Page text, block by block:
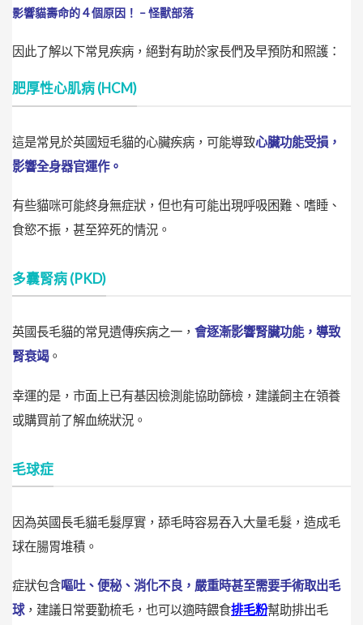
影響貓壽命的４個原因！ – 怪獸部落
因此了解以下常見疾病，絕對有助於家長們及早預防和照護：
肥厚性心肌病 (HCM)
這是常見於英國短毛貓的心臟疾病，可能導致心臟功能受損，
影響全身器官運作。
有些貓咪可能終身無症狀，但也有可能出現呼吸困難、嗜睡、
食慾不振，甚至猝死的情況。
多囊腎病 (PKD)
英國長毛貓的常見遺傳疾病之一， 會逐漸影響腎臟功能，導致
腎衰竭。
幸運的是，市面上已有基因檢測能協助篩檢，建議飼主在領養
或購買前了解血統狀況。
毛球症
因為英國長毛貓毛髮厚實，舔毛時容易吞入大量毛髮，造成毛
球在腸胃堆積。
症狀包含嘔吐、便秘、消化不良 ，嚴重時甚至需要手術取出毛
球，建議日常要勤梳毛，也可以適時餵食排毛粉幫助排出毛